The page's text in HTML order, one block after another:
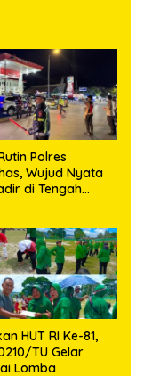
Polres
Wujud Nyata
di Tengah
HUT RI Ke-81,
TU Gelar
Lomba